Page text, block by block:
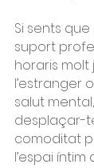
Si sents
suport
horaris molt
l’estranger
salut
desplaçar-
comoditat
l’espai